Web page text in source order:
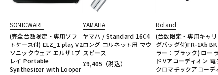
SONICWARE
(完全台数限定・専用ソフ
トケース付) ELZ_1 play V2
ソニックウェア エルザ1プ
レイ Portable
Synthesizer with Looper
YAMAHA
ヤマハ / Standard 16C4
ロング コルネット用 マウ
スピース
¥9,405 （税込）
Roland
(台数限定・専用キャ
グバッグ付)FR-1Xb
ラー：ブラック) ロー
ド Vアコーディオン 電
クロマチックアコーデ